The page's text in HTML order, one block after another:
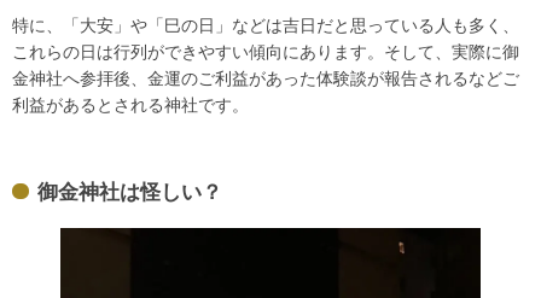
特に、「大安」や「巳の日」などは吉日だと思っている人も多く、
これらの日は行列ができやすい傾向にあります。そして、実際に御
金神社へ参拝後、金運のご利益があった体験談が報告されるなどご
利益があるとされる神社です。
御金神社は怪しい？